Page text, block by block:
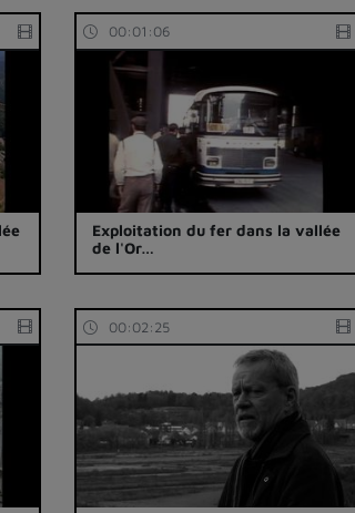
00:01:06
Exploitation du fer dans la vallée
de l'Or…
00:02:25